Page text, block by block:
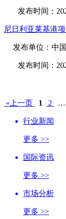
发布时间：
尼日利亚莱基港
发布单位：中
发布时间：
«上一页 1 2 …
行业新闻
更多 >>
国际资讯
更多 >>
市场分析
更多 >>